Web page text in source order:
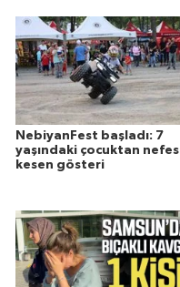
NebiyanFest başladı: 7
yaşındaki çocuktan nefes
kesen gösteri